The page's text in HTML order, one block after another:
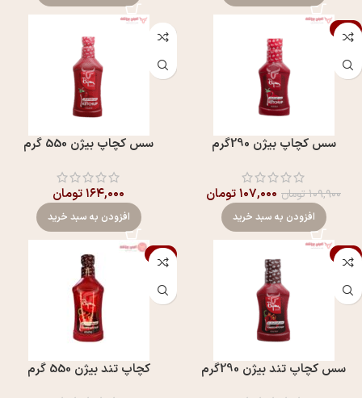
-3%
سس کچاپ بيژن 290گرم
۱۰۹,۹۰۰تومان ۱۰۷,۰۰۰تومان
افزودن به سبد خرید
سس کچاپ بيژن 550 گرم
۱۶۴,۰۰۰تومان
افزودن به سبد خرید
-1%
سس کچاپ تند بيژن 290گرم
-3%
کچاپ تند بيژن 550 گرم